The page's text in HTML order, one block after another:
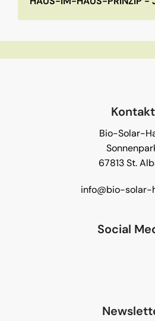
Kontakt
Bio-Solar-
67813 St.
info@bio-solar-
Social